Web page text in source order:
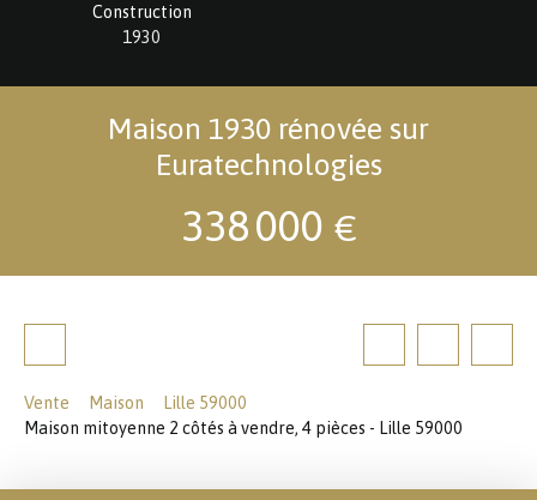
Construction
1930
Maison 1930 rénovée sur
Euratechnologies
338 000 €
Vente Maison
Lille 59000
Maison mitoyenne 2 côtés à vendre, 4 pièces - Lille 59000